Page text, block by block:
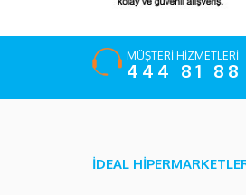
MÜŞTERİ HİZMETLERİ
444 81 88
İDEAL